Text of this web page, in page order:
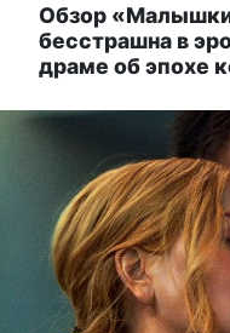
Обзор
бесстрашна в
драме об эпохе